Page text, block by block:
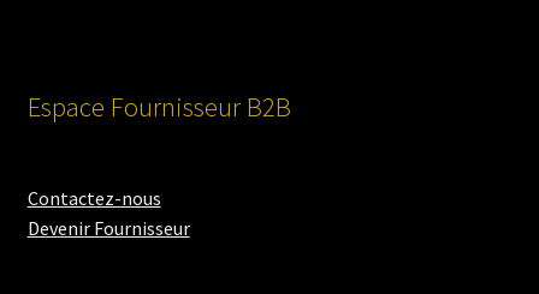
Espace Fournisseur B2B
Contactez-nous
Devenir Fournisseur